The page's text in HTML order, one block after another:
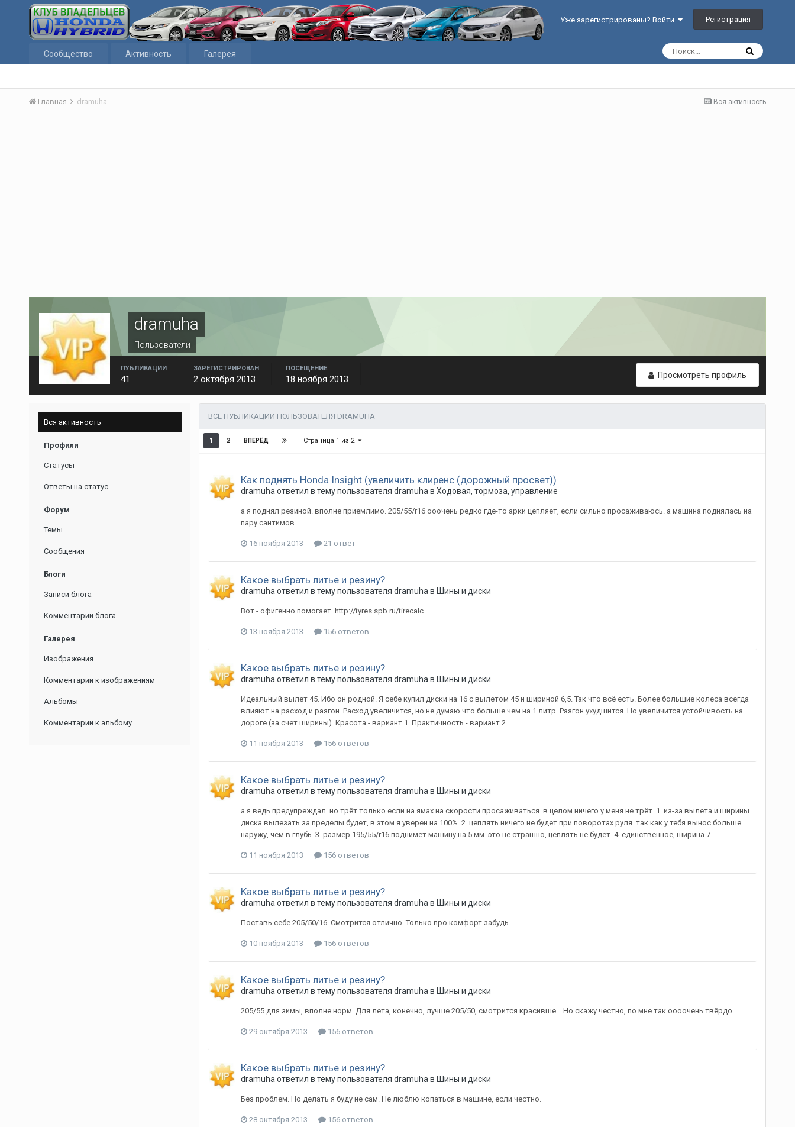
Уже зарегистрированы? Войти Регистрация
Сообщество Активность Галерея
Вся активность
Главная dramuha
dramuha
Пользователи
Просмотреть профиль
ПУБЛИКАЦИИ
41
ЗАРЕГИСТРИРОВАН
2 октября 2013
ПОСЕЩЕНИЕ
18 ноября 2013
Вся активность
Профили
Статусы
Ответы на статус
Форум
Темы
Сообщения
Блоги
Записи блога
Комментарии блога
Галерея
Изображения
Комментарии к изображениям
Альбомы
Комментарии к альбому
ВСЕ ПУБЛИКАЦИИ ПОЛЬЗОВАТЕЛЯ DRAMUHA
1 2 ВПЕРЁД Страница 1 из 2
Как поднять Honda Insight (увеличить клиренс (дорожный просвет))
dramuha ответил в тему пользователя dramuha в Ходовая, тормоза, управление
а я поднял резиной. вполне приемлимо. 205/55/r16 ооочень редко где-то арки цепляет, если сильно просаживаюсь. а машина поднялась на
пару сантимов.
16 ноября 2013 21 ответ
Какое выбрать литье и резину?
dramuha ответил в тему пользователя dramuha в Шины и диски
Вот - офигенно помогает. http://tyres.spb.ru/tirecalc
13 ноября 2013 156 ответов
Какое выбрать литье и резину?
dramuha ответил в тему пользователя dramuha в Шины и диски
Идеальный вылет 45. Ибо он родной. Я себе купил диски на 16 с вылетом 45 и шириной 6,5. Так что всё есть. Более большие колеса всегда
влияют на расход и разгон. Расход увеличится, но не думаю что больше чем на 1 литр. Разгон ухудшится. Но увеличится устойчивость на
дороге (за счет ширины). Красота - вариант 1. Практичность - вариант 2.
11 ноября 2013 156 ответов
Какое выбрать литье и резину?
dramuha ответил в тему пользователя dramuha в Шины и диски
а я ведь предупреждал. но трёт только если на ямах на скорости просаживаться. в целом ничего у меня не трёт. 1. из-за вылета и ширины
диска вылезать за пределы будет, в этом я уверен на 100%. 2. цеплять ничего не будет при поворотах руля. так как у тебя вынос больше
наружу, чем в глубь. 3. размер 195/55/r16 поднимет машину на 5 мм. это не страшно, цеплять не будет. 4. единственное, ширина 7...
11 ноября 2013 156 ответов
Какое выбрать литье и резину?
dramuha ответил в тему пользователя dramuha в Шины и диски
Поставь себе 205/50/16. Смотрится отлично. Только про комфорт забудь.
10 ноября 2013 156 ответов
Какое выбрать литье и резину?
dramuha ответил в тему пользователя dramuha в Шины и диски
205/55 для зимы, вполне норм. Для лета, конечно, лучше 205/50, смотрится красивше... Но скажу честно, по мне так оооочень твёрдо...
29 октября 2013 156 ответов
Какое выбрать литье и резину?
dramuha ответил в тему пользователя dramuha в Шины и диски
Без проблем. Но делать я буду не сам. Не люблю копаться в машине, если честно.
28 октября 2013 156 ответов